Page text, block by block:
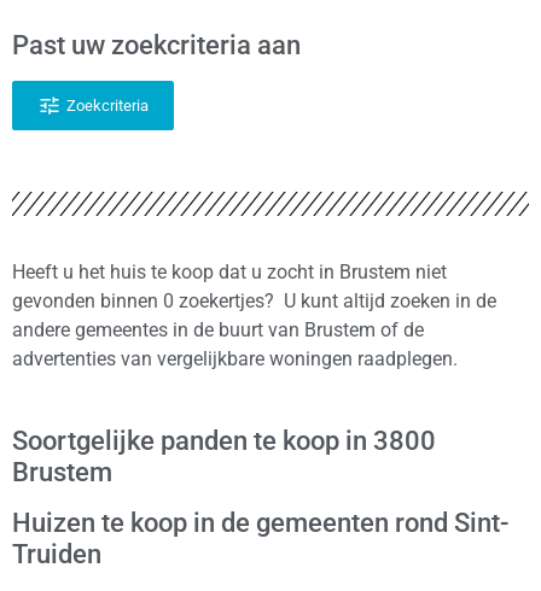
Past uw zoekcriteria aan
Zoekcriteria
Heeft u het huis te koop dat u zocht in Brustem niet
gevonden binnen 0 zoekertjes? U kunt altijd zoeken in de
andere gemeentes in de buurt van Brustem of de
advertenties van vergelijkbare woningen raadplegen.
Soortgelijke panden te koop in 3800
Brustem
Huizen te koop in de gemeenten rond Sint-
Truiden